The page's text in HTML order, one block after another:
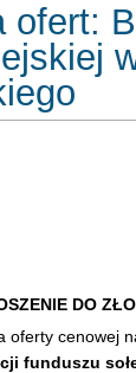
ofert:
DO
cenowej na
funduszu